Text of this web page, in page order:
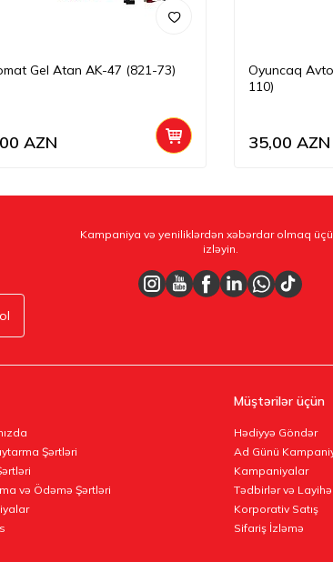
Gel Atan AK-47 (821-73)
AZN
Oyuncaq
110)
35,00 AZN
Kampaniya və yeniliklərdən xəbərdar olmaq
izləyin.
Şərtləri
və Ödəmə Şərtləri
Müştərilər üçün
Hədiyyə Göndər
Ad Günü
Kampaniyalar
Tədbirlər və
Korporativ Satış
Sifariş İzləmə